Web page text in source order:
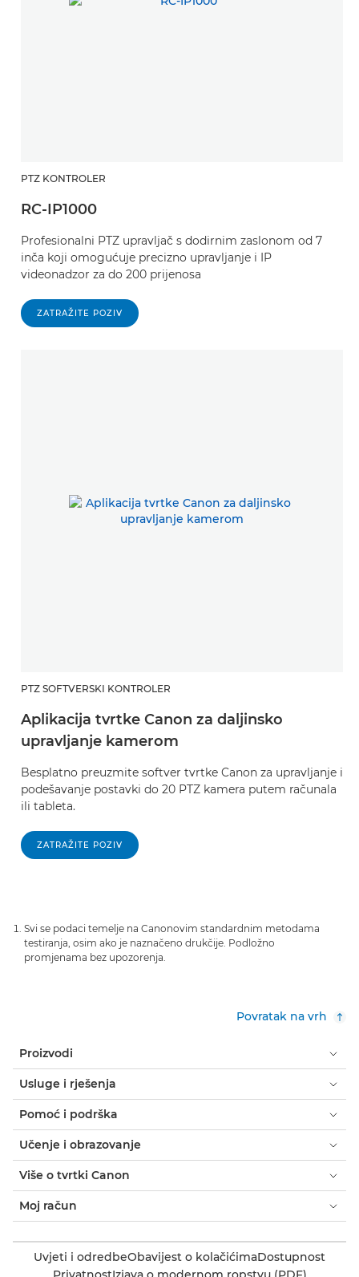
PTZ KONTROLER
RC-IP1000
Profesionalni PTZ upravljač s dodirnim zaslonom od 7
inča koji omogućuje precizno upravljanje i IP
videonadzor za do 200 prijenosa
ZATRAŽITE POZIV
PTZ SOFTVERSKI KONTROLER
Aplikacija tvrtke Canon za daljinsko
upravljanje kamerom
Besplatno preuzmite softver tvrtke Canon za upravljanje i
podešavanje postavki do 20 PTZ kamera putem računala
ili tableta.
ZATRAŽITE POZIV
Svi se podaci temelje na Canonovim standardnim metodama
testiranja, osim ako je naznačeno drukčije. Podložno
promjenama bez upozorenja.
Povratak na vrh
Proizvodi
Usluge i rješenja
Pomoć i podrška
Učenje i obrazovanje
Više o tvrtki Canon
Moj račun
Uvjeti i odredbeObavijest o kolačićimaDostupnost